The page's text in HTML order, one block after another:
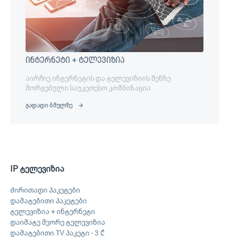
ინტერნეტი + ტელევიზია
აირჩიე ინტერნეტის და ტელევიზიის შენზე
მორგებული საუკეთესო კომბინაცია
გადადი ბმულზე
IP ტელევიზია
ძირითადი პაკეტები
დამატებითი პაკეტები
ტელევიზია + ინტერნეტი
დაიმატე მეორე ტელევიზია
დამატებითი TV პაკეტი - 3 ₾